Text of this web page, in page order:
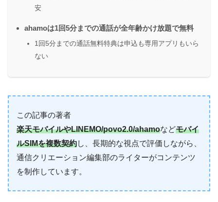
安
ahamoは1回5分までの通話が全年齢かけ放題で無料
1回5分までの通話無料特典は申込も専用アプリもいら
ない
この記事の著者
楽天モバイルやLINEMO/povo2.0/ahamoなどモバイ
ルSIMを複数契約し、長期的な視点で評価しながら、
通信クリエーション編集部のライターがコンテンツ
を制作しています。